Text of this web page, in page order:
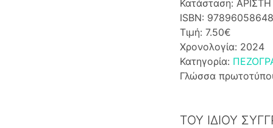
Κατάσταση: ΑΡΙΣΤΗ
ISBN:
Τιμή: 7.50€
Χρονολογία: 2024
Κατηγορία:
Γλώσσα
ΤΟΥ ΙΔΙΟΥ